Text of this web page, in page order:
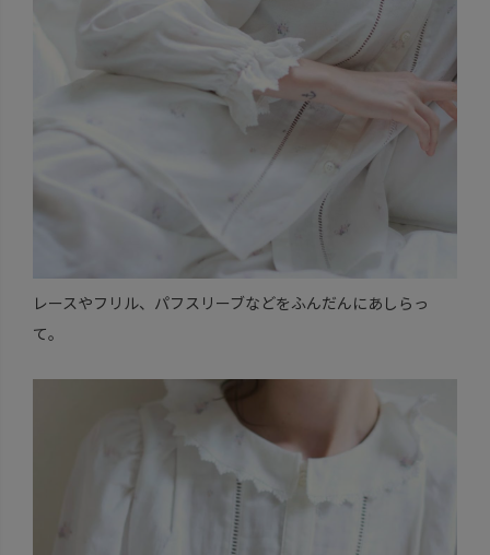
レースやフリル、パフスリーブなどをふんだんにあしらっ
て。